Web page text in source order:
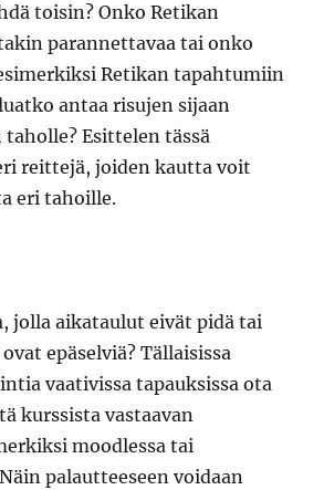
toisin? Onko Retikan
parannettavaa tai onko
Retikan tapahtumiin
antaa risujen sijaan
Esittelen tässä
reittejä, joiden kautta voit
eri tahoille.
jolla aikataulut eivät pidä tai
epäselviä? Tällaisissa
vaativissa tapauksissa ota
kurssista vastaavan
moodlessa tai
palautteeseen voidaan